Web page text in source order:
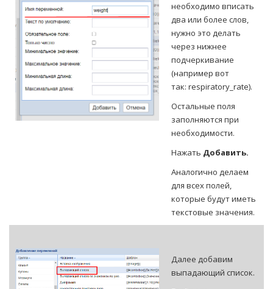
необходимо вписать
два или более слов,
нужно это делать
через нижнее
подчеркивание
(например вот
так: respiratory_rate).
Остальные поля
заполняются при
необходимости.
Нажать Добавить.
Аналогично делаем
для всех полей,
которые будут иметь
текстовые значения.
Далее добавим
выпадающий список.